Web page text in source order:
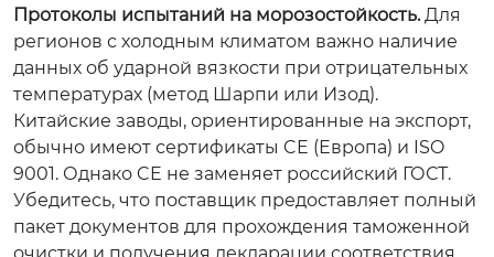
Протоколы испытаний на морозостойкость.Для
регионов с холодным климатом важно наличие
данных об ударной вязкости при отрицательных
температурах (метод Шарпи или Изод).
Китайские заводы, ориентированные на экспорт,
обычно имеют сертификаты CE (Европа) и ISO
9001. Однако CE не заменяет российский ГОСТ.
Убедитесь, что поставщик предоставляет полный
пакет документов для прохождения таможенной